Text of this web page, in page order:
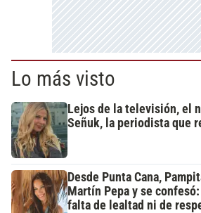
Lo más visto
Lejos de la televisión, el
Señuk, la periodista que
Desde Punta Cana,
Martín Pepa y se
falta de lealtad ni de